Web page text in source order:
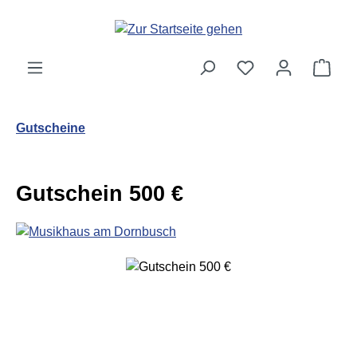
Zum Hauptinhalt springen
Gutscheine
Gutschein 500 €
Bildergalerie überspringen